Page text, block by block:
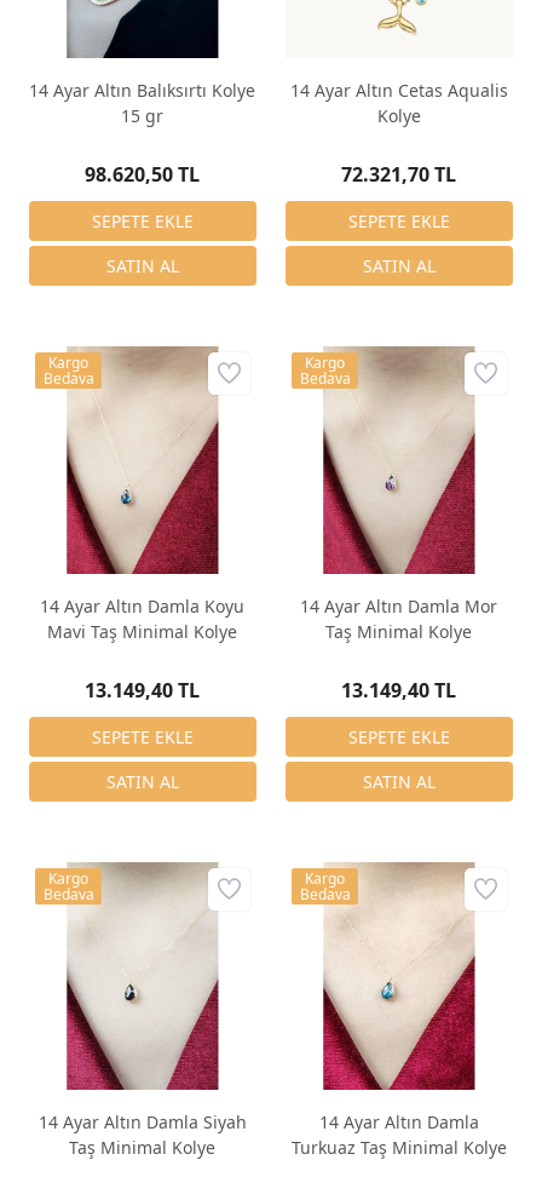
14 Ayar Altın Balıksırtı Kolye
15 gr
98.620,50 TL
14 Ayar Altın Cetas Aqualis
Kolye
72.321,70 TL
14 Ayar Altın Damla Koyu
Mavi Taş Minimal Kolye
13.149,40 TL
Kargo
Bedava
14 Ayar Altın Damla Mor
Taş Minimal Kolye
13.149,40 TL
Kargo
Bedava
14 Ayar Altın Damla Siyah
Taş Minimal Kolye
Kargo
Bedava
14 Ayar Altın Damla
Turkuaz Taş Minimal Kolye
Kargo
Bedava